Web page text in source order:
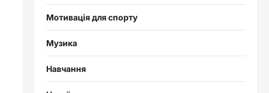
Мотивація для спорту
Музика
Навчання